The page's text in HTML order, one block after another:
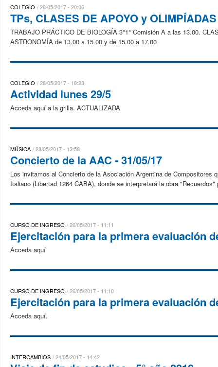
COLEGIO 28/05/2017 - 20:06
TPs, CLASES DE APOYO y
TRABAJO PRÁCTICO DE BIOLOGÍA 3°1° Comisión A a las 13.00.
ASTRONOMÍA de 13.00 a 15.00 y de 15.00 a 17.00
COLEGIO 28/05/2017 - 18:23
Actividad lunes 29/5
Acceda aquí a la grilla. ACTUALIZADA
MÚSICA 28/05/2017 - 13:58
Concierto de la AAC - 31/05/17
Los invitamos al Concierto de la Asociación Argentina de
Italiano (Libertad 1264 CABA), donde se interpretará la obra
CURSO DE INGRESO 26/05/2017 - 11:11
Ejercitación para la primera evaluación
Acceda aquí
CURSO DE INGRESO 26/05/2017 - 11:10
Ejercitación para la primera evaluación
Acceda aquí.
INTERCAMBIOS 24/05/2017 - 14:42